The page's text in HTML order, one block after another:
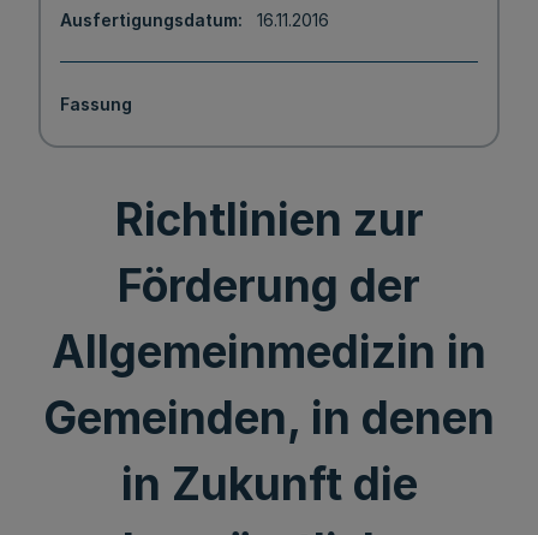
Ausfertigungsdatum 16.11.2016
Fassung
Richtlinien zur
Förderung der
Allgemeinmedizin in
Gemeinden, in denen
in Zukunft die